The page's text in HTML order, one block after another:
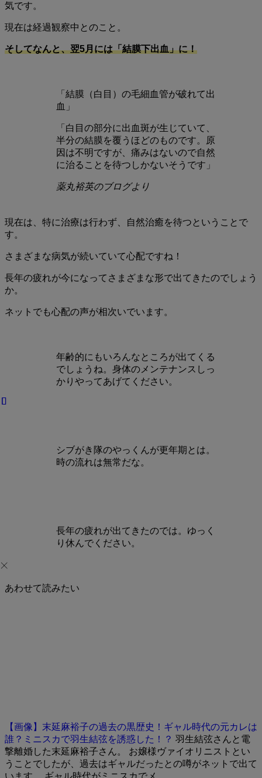
気です。
現在は経過観察中とのこと。
そしてなんと、翌5月には「結膜下出血」に！
「結膜（白目）の毛細血管が破れて出
血」
「白目の部分に出血斑が生じていて、
半分の結膜を覆うほどのものです。原
因は不明ですが、痛みはないので自然
に治ることを待つしかないそうです」
薬丸裕英のブログより
現在は、特に治療は行わず、自然治癒を待つということで
す。
さまざまな病気が続いていて心配ですね！
長年の疲れが今になってさまざまな形で出てきたのでしょう
か。
ネットでも心配の声が相次いでいます。
年齢的にもいろんなところが出てくる
でしょうね。身体のメンテナンスしっ
かりやってあげてください。
シブがき隊のやっくんが更年期とは。
時の流れは無常だな。
長年の疲れが出てきたのでは。ゆっく
り休んでください。
あわせて読みたい
【画像】末延麻裕子の過去の黒歴史！ギャル時代の元カレは
誰？ミニスカで羽生結弦を誘惑した！？ 羽生結弦さんと電
撃離婚した末延麻裕子さん。 お嬢様ヴァイオリニストとい
うことでしたが、過去はギャルだったとの噂がネットで出て